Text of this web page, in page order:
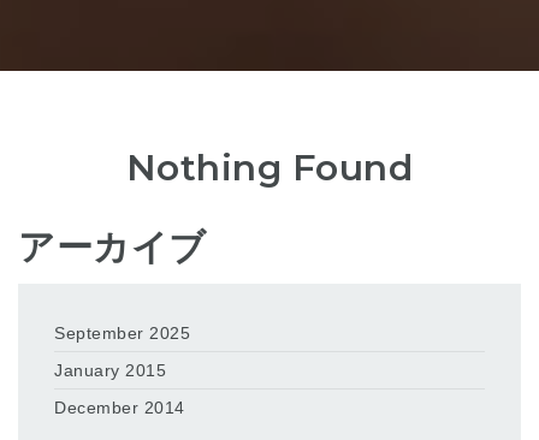
Nothing Found
アーカイブ
September 2025
January 2015
December 2014